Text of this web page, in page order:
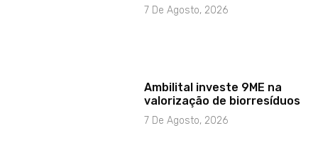
7 De Agosto, 2026
Ambilital investe 9ME na
valorização de biorresíduos
7 De Agosto, 2026